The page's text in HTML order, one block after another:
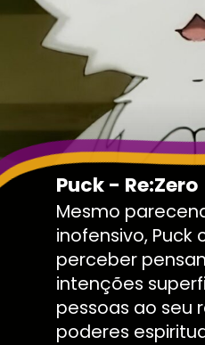
Puck - Re:Zero
Mesmo
inofensivo, Puck
perceber
intenções
pessoas ao seu
poderes